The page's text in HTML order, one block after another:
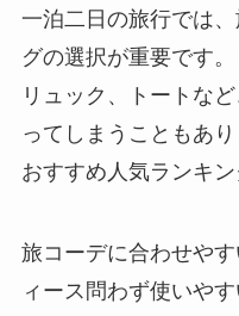
一泊二日の旅行では
グの選択が重要です
リュック、トートな
ってしまうこともあ
おすすめ人気ランキン
旅コーデに合わせや
ィース問わず使いや